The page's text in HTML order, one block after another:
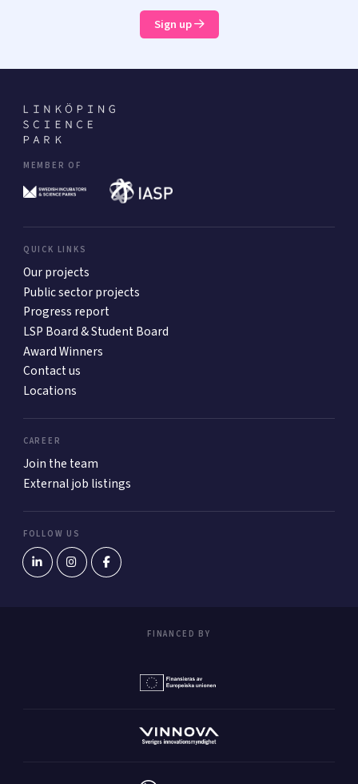
Sign up
MEMBER OF
QUICK LINKS
Our projects
Public sector projects
Progress report
LSP Board & Student Board
Award Winners
Contact us
Locations
CAREER
Join the team
External job listings
FOLLOW US
FINANCED BY